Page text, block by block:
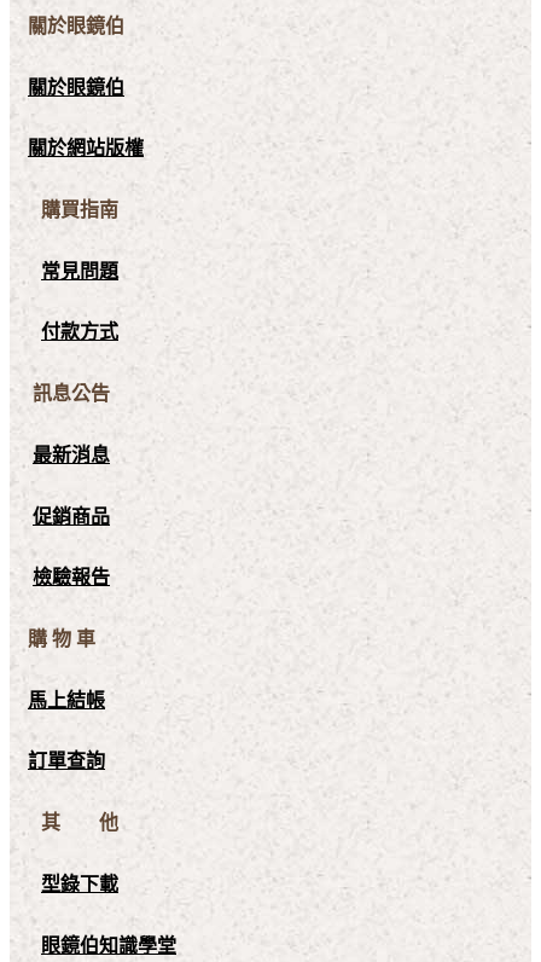
關於眼鏡伯
關於眼鏡伯
關於網站版權
購買指南
常見問題
付款方式
訊息公告
最新消息
促銷商品
檢驗報告
購 物 車
馬上結帳
訂單查詢
其 他
型錄下載
眼鏡伯知識學堂